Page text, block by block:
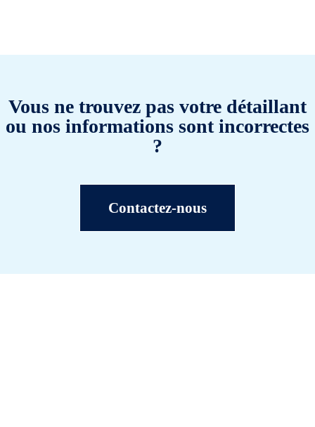
Vous ne trouvez pas votre détaillant
ou nos informations sont incorrectes
?
Contactez-nous